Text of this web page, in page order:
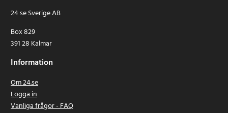
24 se Sverige AB
Box 829
391 28 Kalmar
Information
Om 24.se
Logga in
Vanliga frågor - FAQ